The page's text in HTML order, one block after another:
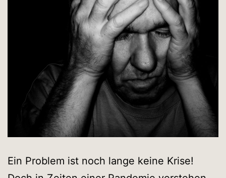
Ein Problem ist noch lange keine Krise!